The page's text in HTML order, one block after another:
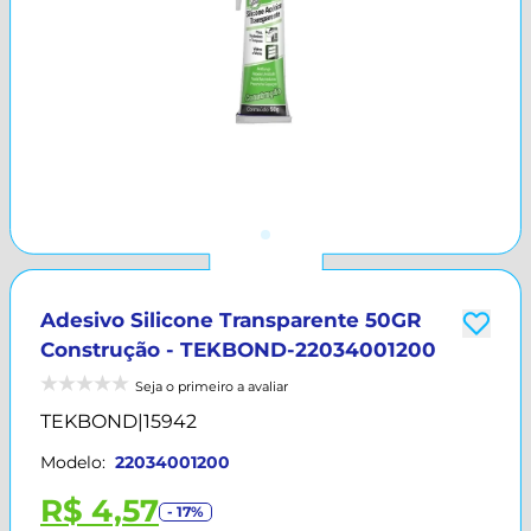
Adesivo Silicone Transparente 50GR
Construção - TEKBOND-22034001200
Seja o primeiro a avaliar
TEKBOND|15942
Modelo: 22034001200
R$ 4,57 - 17%